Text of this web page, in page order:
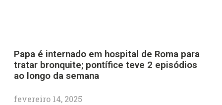
Papa é internado em hospital de Roma para
tratar bronquite; pontífice teve 2 episódios
ao longo da semana
fevereiro 14, 2025